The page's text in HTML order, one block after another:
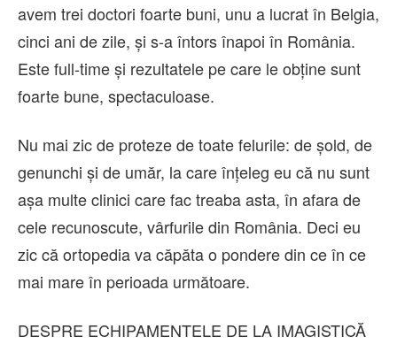
avem trei doctori foarte buni, unu a lucrat în Belgia,
cinci ani de zile, și s-a întors înapoi în România.
Este full-time și rezultatele pe care le obține sunt
foarte bune, spectaculoase.
Nu mai zic de proteze de toate felurile: de șold, de
genunchi și de umăr, la care înțeleg eu că nu sunt
așa multe clinici care fac treaba asta, în afara de
cele recunoscute, vârfurile din România. Deci eu
zic că ortopedia va căpăta o pondere din ce în ce
mai mare în perioada următoare.
DESPRE ECHIPAMENTELE DE LA IMAGISTICĂ